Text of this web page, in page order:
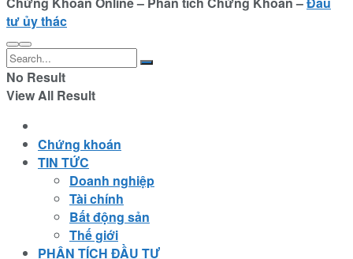
tư ủy thác
No Result
View All Result
Chứng khoán
TIN TỨC
Doanh nghiệp
Tài chính
Bất động sản
Thế giới
PHÂN TÍCH ĐẦU TƯ